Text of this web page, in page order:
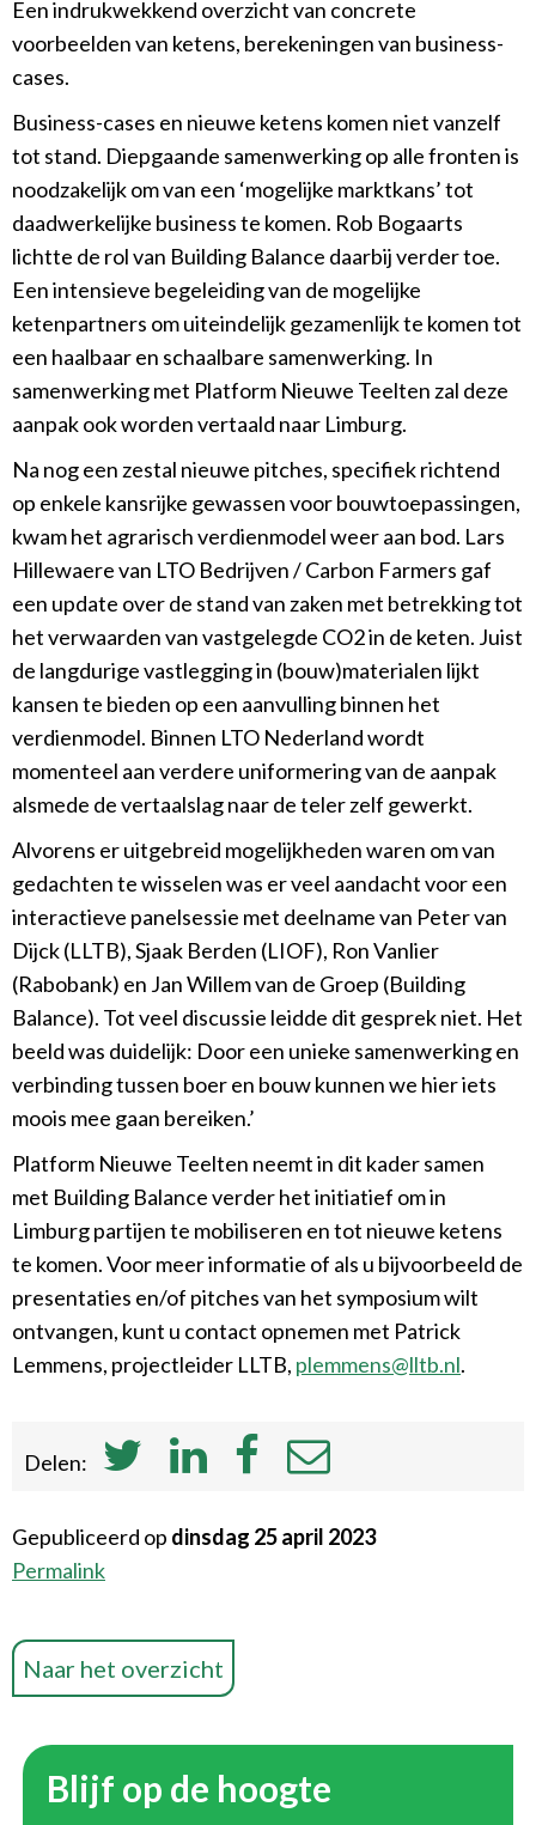
Een indrukwekkend overzicht van concrete
voorbeelden van ketens, berekeningen van business-
cases.
Business-cases en nieuwe ketens komen niet vanzelf
tot stand. Diepgaande samenwerking op alle fronten is
noodzakelijk om van een ‘mogelijke marktkans’ tot
daadwerkelijke business te komen. Rob Bogaarts
lichtte de rol van Building Balance daarbij verder toe.
Een intensieve begeleiding van de mogelijke
ketenpartners om uiteindelijk gezamenlijk te komen tot
een haalbaar en schaalbare samenwerking. In
samenwerking met Platform Nieuwe Teelten zal deze
aanpak ook worden vertaald naar Limburg.
Na nog een zestal nieuwe pitches, specifiek richtend
op enkele kansrijke gewassen voor bouwtoepassingen,
kwam het agrarisch verdienmodel weer aan bod. Lars
Hillewaere van LTO Bedrijven / Carbon Farmers gaf
een update over de stand van zaken met betrekking tot
het verwaarden van vastgelegde CO2 in de keten. Juist
de langdurige vastlegging in (bouw)materialen lijkt
kansen te bieden op een aanvulling binnen het
verdienmodel. Binnen LTO Nederland wordt
momenteel aan verdere uniformering van de aanpak
alsmede de vertaalslag naar de teler zelf gewerkt.
Alvorens er uitgebreid mogelijkheden waren om van
gedachten te wisselen was er veel aandacht voor een
interactieve panelsessie met deelname van Peter van
Dijck (LLTB), Sjaak Berden (LIOF), Ron Vanlier
(Rabobank) en Jan Willem van de Groep (Building
Balance). Tot veel discussie leidde dit gesprek niet. Het
beeld was duidelijk: Door een unieke samenwerking en
verbinding tussen boer en bouw kunnen we hier iets
moois mee gaan bereiken.’
Platform Nieuwe Teelten neemt in dit kader samen
met Building Balance verder het initiatief om in
Limburg partijen te mobiliseren en tot nieuwe ketens
te komen. Voor meer informatie of als u bijvoorbeeld de
presentaties en/of pitches van het symposium wilt
ontvangen, kunt u contact opnemen met Patrick
Lemmens, projectleider LLTB, plemmens@lltb.nl.
Delen:
Gepubliceerd op dinsdag 25 april 2023
Permalink
Naar het overzicht
Blijf op de hoogte